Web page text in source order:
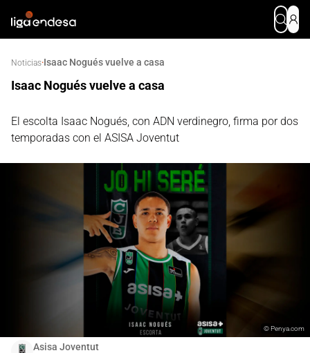
Noticias·Isaac Nogués vuelve a casa
Isaac Nogués vuelve a casa
El escolta Isaac Nogués, con ADN verdinegro, firma por dos
temporadas con el ASISA Joventut
Asisa Joventut
©Penya.com